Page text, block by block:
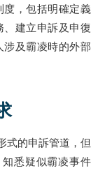
，包括明確定義
建立申訴及申復
及霸凌時的外部
式的申訴管道，但
悉疑似霸凌事件